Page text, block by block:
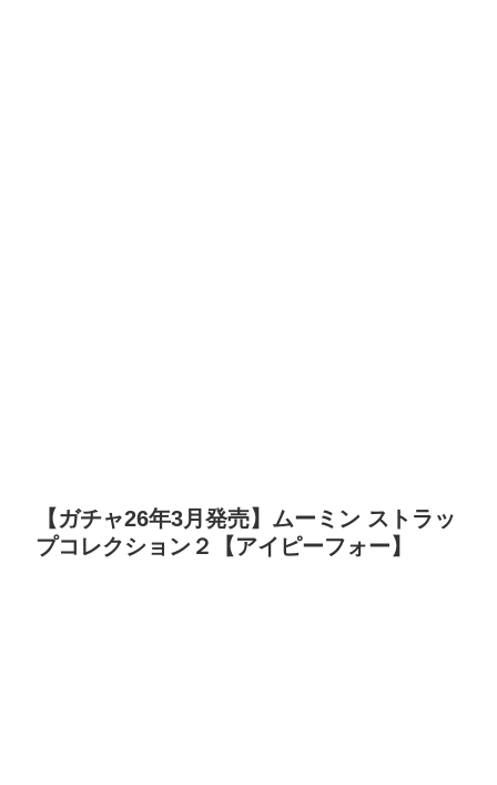
【ガチャ26年3月発売】ムーミン ストラッ
プコレクション２【アイピーフォー】